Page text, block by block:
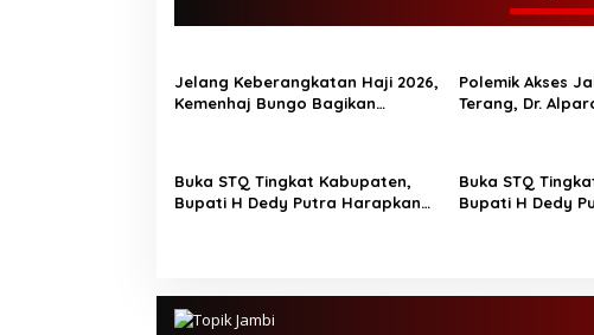
a
i
s
Jelang Keberangkatan Haji 2026,
Kemenhaj Bungo Bagikan
Polemik Akses
Terang, Dr.
Buka STQ Tingkat Kabupaten,
Bupati H Dedy Putra Harapkan
Buka STQ
Bupati H Dedy